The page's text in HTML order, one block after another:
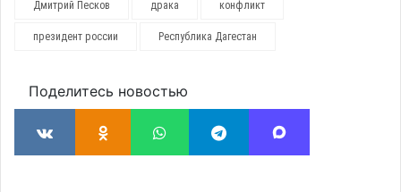
Дмитрий Песков драка конфликт
президент россии Республика Дагестан
Поделитесь новостью